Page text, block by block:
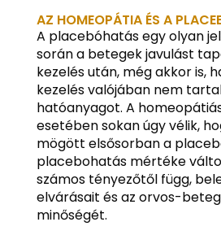
AZ HOMEOPÁTIA ÉS A
A placebóhatás egy olyan
során a betegek javulást
kezelés után, még akkor is,
kezelés valójában nem
hatóanyagot. A
esetében sokan úgy vélik,
mögött elsősorban a
placebohatás mértéke
számos tényezőtől függ,
elvárásait és az orvos-
minőségét.